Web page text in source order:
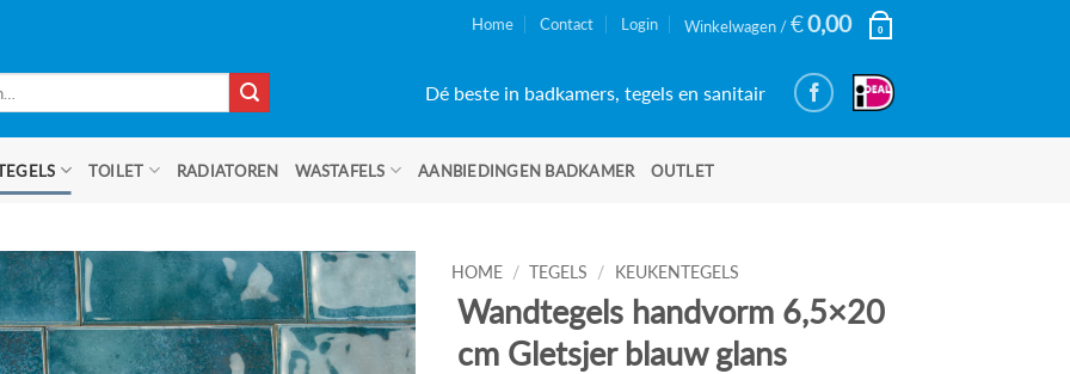
Home Contact Login Winkelwagen /€0,00 0
Dé beste in badkamers, tegels en sanitair
TOILET RADIATOREN WASTAFELS AANBIEDINGEN BADKAMER OUTLET
HOME / TEGELS / KEUKENTEGELS
Wandtegels handvorm 6,5×20
cm Gletsjer blauw glans